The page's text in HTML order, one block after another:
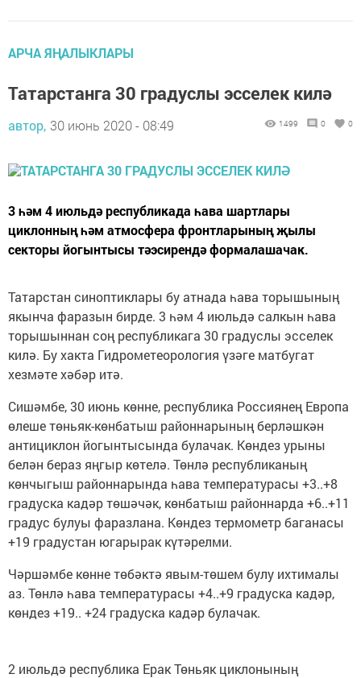
АРЧА ЯҢАЛЫКЛАРЫ
Татарстанга 30 градуслы эсселек килә
автор, 30 июнь 2020 - 08:49 1499 0 0
3 һәм 4 июльдә республикада һава шартлары
циклонның һәм атмосфера фронтларының җылы
секторы йогынтысы тәэсирендә формалашачак.
Татарстан синоптиклары бу атнада һава торышының
якынча фаразын бирде. 3 һәм 4 июльдә салкын һава
торышыннан соң республикага 30 градуслы эсселек
килә. Бу хакта Гидрометеорология үзәге матбугат
хезмәте хәбәр итә.
Сишәмбе, 30 июнь көнне, республика Россиянең Европа
өлеше төньяк-көнбатыш районнарының берләшкән
антициклон йогынтысында булачак. Көндез урыны
белән бераз яңгыр көтелә. Төнлә республиканың
көнчыгыш районнарында һава температурасы +3..+8
градуска кадәр төшәчәк, көнбатыш районнарда +6..+11
градус булуы фаразлана. Көндез термометр баганасы
+19 градустан югарырак күтәрелми.
Чәршәмбе көнне төбәктә явым-төшем булу ихтималы
аз. Төнлә һава температурасы +4..+9 градуска кадәр,
көндез +19.. +24 градуска кадәр булачак.
2 июльдә республика Ерак Төньяк циклонының